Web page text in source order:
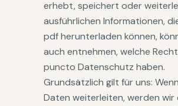
erhebt, speichert oder
ausführlichen Informationen,
pdf herunterladen können,
auch entnehmen, welche
puncto Datenschutz haben.
Grundsätzlich gilt für uns:
Daten weiterleiten, werden wir